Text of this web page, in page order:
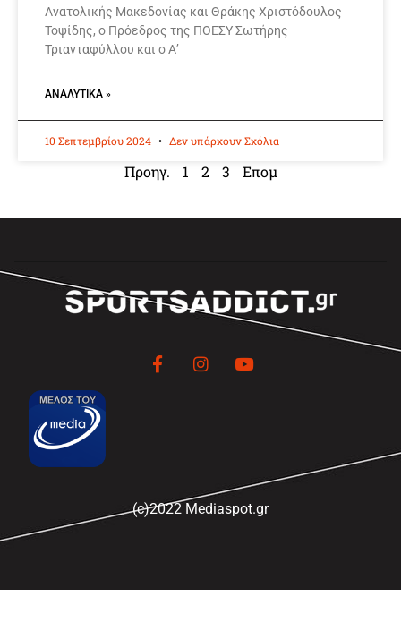
Ανατολικής Μακεδονίας και Θράκης Χριστόδουλος
Τοψίδης, ο Πρόεδρος της ΠΟΕΣΥ Σωτήρης
Τριανταφύλλου και ο Α’
ΑΝΑΛΥΤΙΚΆ »
10 Σεπτεμβρίου 2024 Δεν υπάρχουν Σχόλια
Προηγ. 1 2 3 Επομ
(c)2022 Mediaspot.gr